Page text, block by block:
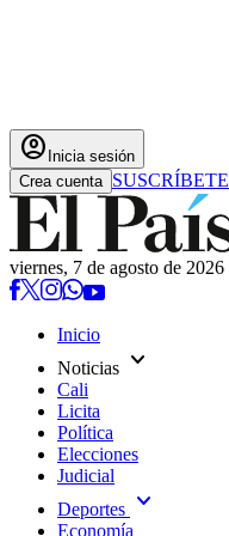
account_circle Inicia sesión
Crea cuenta SUSCRÍBETE
viernes, 7 de agosto de 2026
Inicio
Noticias expand_more
Cali
Licita
Política
Elecciones
Judicial
Deportes expand_more
Economía